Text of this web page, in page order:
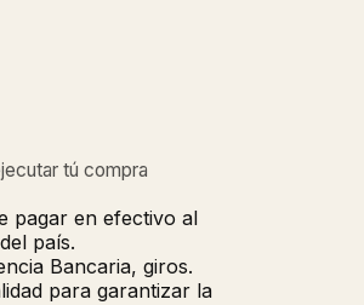
tú compra
pagar en efectivo al
país.
Bancaria, giros.
para garantizar la